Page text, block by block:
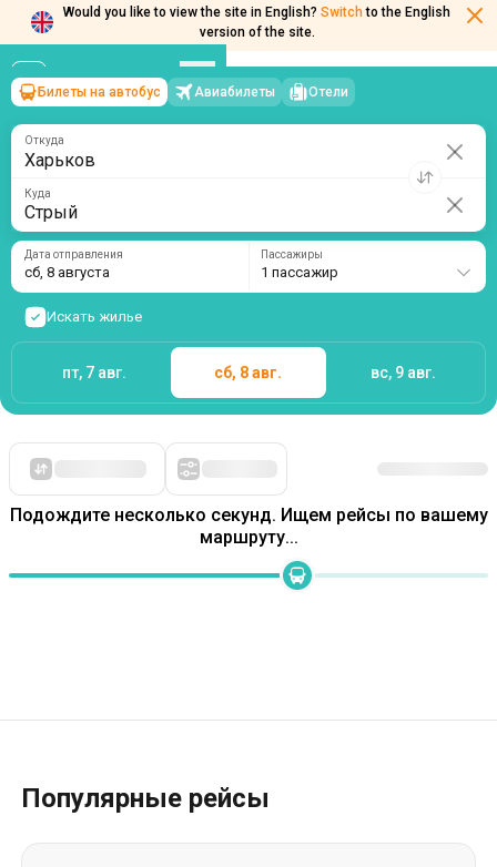
Would you like to view the site in English? Switch to the English
version of the site.
Харьков
Билеты на автобус Авиабилеты Отели
Куда
Дата отправления
сб, 8 августа
Искать жилье
Подождите несколько секунд. Ищем рейсы по вашему
маршруту...
Популярные рейсы